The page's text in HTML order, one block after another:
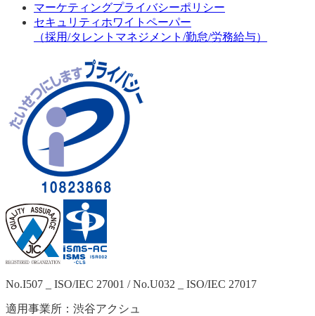
マーケティングプライバシーポリシー
セキュリティホワイトペーパー
（採用/タレントマネジメント/勤怠/労務給与）
No.I507 _ ISO/IEC 27001 / No.U032 _ ISO/IEC 27017
適用事業所：渋谷アクシュ